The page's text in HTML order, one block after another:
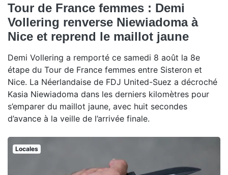
Tour de France femmes : Demi
Vollering renverse Niewiadoma à
Nice et reprend le maillot jaune
Demi Vollering a remporté ce samedi 8 août la 8e
étape du Tour de France femmes entre Sisteron et
Nice. La Néerlandaise de FDJ United-Suez a décroché
Kasia Niewiadoma dans les derniers kilomètres pour
s’emparer du maillot jaune, avec huit secondes
d’avance à la veille de l’arrivée finale.
Locales